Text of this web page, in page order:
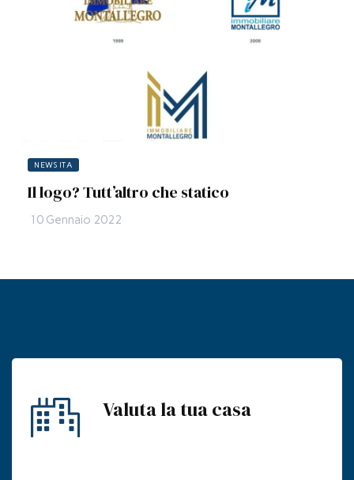
NEWS ITA
Il logo? Tutt’altro che statico
10 Gennaio 2022
Valuta la tua casa